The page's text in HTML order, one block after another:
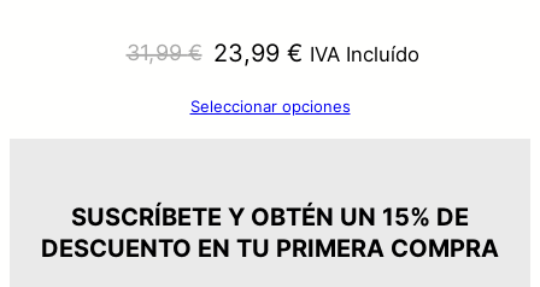
31,99€ El
31,99 €.
23,99 €El
23,99 €.
IVA Incluído
Seleccionar opciones
SUSCRÍBETE Y OBTÉN UN 15% DE
DESCUENTO EN TU PRIMERA COMPRA